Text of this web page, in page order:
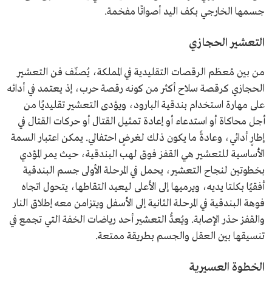
جسمها الخارجي بكف اليد أصواتًا مفخمة.
التعشير الحجازي
من بين مُعظم الرقصات التقليدية في المملكة، يُصنّف فن التعشير
الحجازي كرقصة سلاح أكثر من كونه رقصة حرب، إذ يعتمد في أدائه
على مهارة استخدام بندقية البارود، ويؤدى التعشير تقليديًا من
أجل محاكاة أو استدعاء أو إعادة تمثيل القتال أو حركات القتال في
إطارٍ أدائي، وعادةً ما يكون ذلك لغرضٍ احتفالي. يمكن اعتبار السمة
الأساسية للتعشير هي القفز فوق لهب البندقية، حيث يمر المؤدي
بخطوتين لنجاح التعشير، يحمل في المرحلة الأولى جسم البندقية
أفقيًا بكلتا يديه، ويرميها إلى الأعلى ليعيد التقاطها، يتحول اتجاه
فوهة البندقية في المرحلة الثانية إلى الأسفل ويتزامن معه إطلاق النار
والقفز حذر الإصابة. ويُعدُّ التعشير أحد رياضات الخفة التي تجمع في
تنسيقها بين العقل والجسم بطريقة ممتعة.
الخطوة العسيرية